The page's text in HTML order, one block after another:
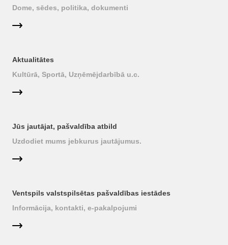
Dome, sēdes, politika, dokumenti
Aktualitātes
Kultūrā, Sportā, Uzņēmējdarbībā u.c.
Jūs jautājat, pašvaldība atbild
Uzdodiet mums jebkurus jautājumus.
Ventspils valstspilsētas pašvaldības iestādes
Informācija, kontakti, e-pakalpojumi